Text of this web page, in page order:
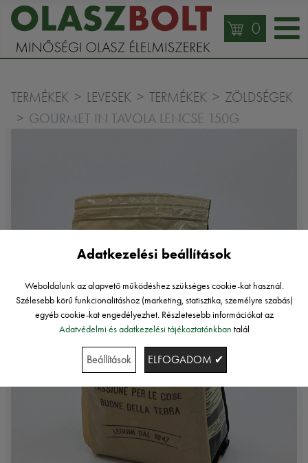
0
TERMÉKEK LEVESEK TERMÉKEK ZÖLDSÉGEK
GOURMET IN TAVOLA LENCSE 150G
Adatkezelési beállítások
Weboldalunk az alapvető működéshez szükséges cookie-kat használ.
Szélesebb körű funkcionalitáshoz (marketing, statisztika, személyre szabás)
egyéb cookie-kat engedélyezhet. Részletesebb információkat az
Adatvédelmi és adatkezelési tájékoztatónkban talál
Beállítások ELFOGADOM ✔